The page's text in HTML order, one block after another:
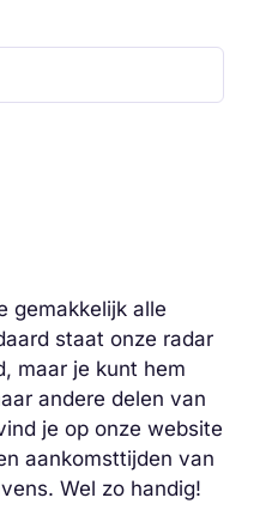
gemakkelijk alle
staat onze radar
maar je kunt hem
andere delen van
je op onze website
aankomsttijden van
Wel zo handig!